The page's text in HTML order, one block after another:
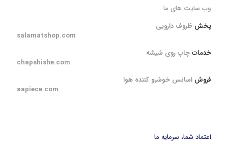
وب سایت های ما
پخش ظروف دارویی
salamatshop.com
خدماتچاپ روی شیشه
chapshishe.com
فروش اسانس خوشبو کننده هوا
aapiece.com
اعتماد شما، سرمایه ما